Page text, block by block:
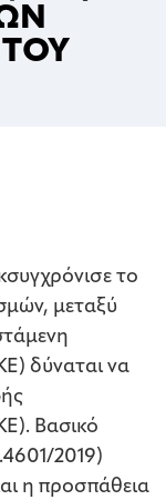
το
μεταξύ
δύναται να
Βασικό
2019)
η προσπάθεια